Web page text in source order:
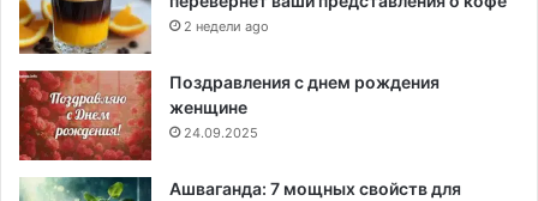
2 недели ago
Поздравления с днем рождения
женщине
24.09.2025
Ашваганда: 7 мощных свойств для